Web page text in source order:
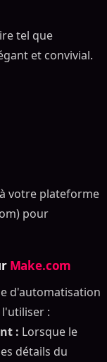
tel que
et convivial.
votre plateforme
pour
Make.com
d'automatisation
:
: Lorsque le
détails du